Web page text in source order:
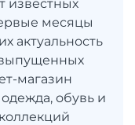
известных
месяцы
актуальность
магазин
обувь и